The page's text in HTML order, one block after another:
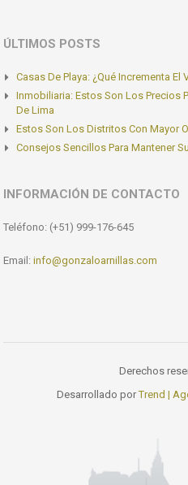
ÚLTIMOS POSTS
Casas De Playa: ¿Qué Incrementa El
Inmobiliaria: Estos Son Los Precios
De Lima
Estos Son Los Distritos Con Mayor
Consejos Sencillos Para Mantener
INFORMACIÓN DE CONTACTO
Teléfono: (+51) 999-176-645
Email: info@gonzaloarnillas.com
Derechos
Desarrollado porTrend |